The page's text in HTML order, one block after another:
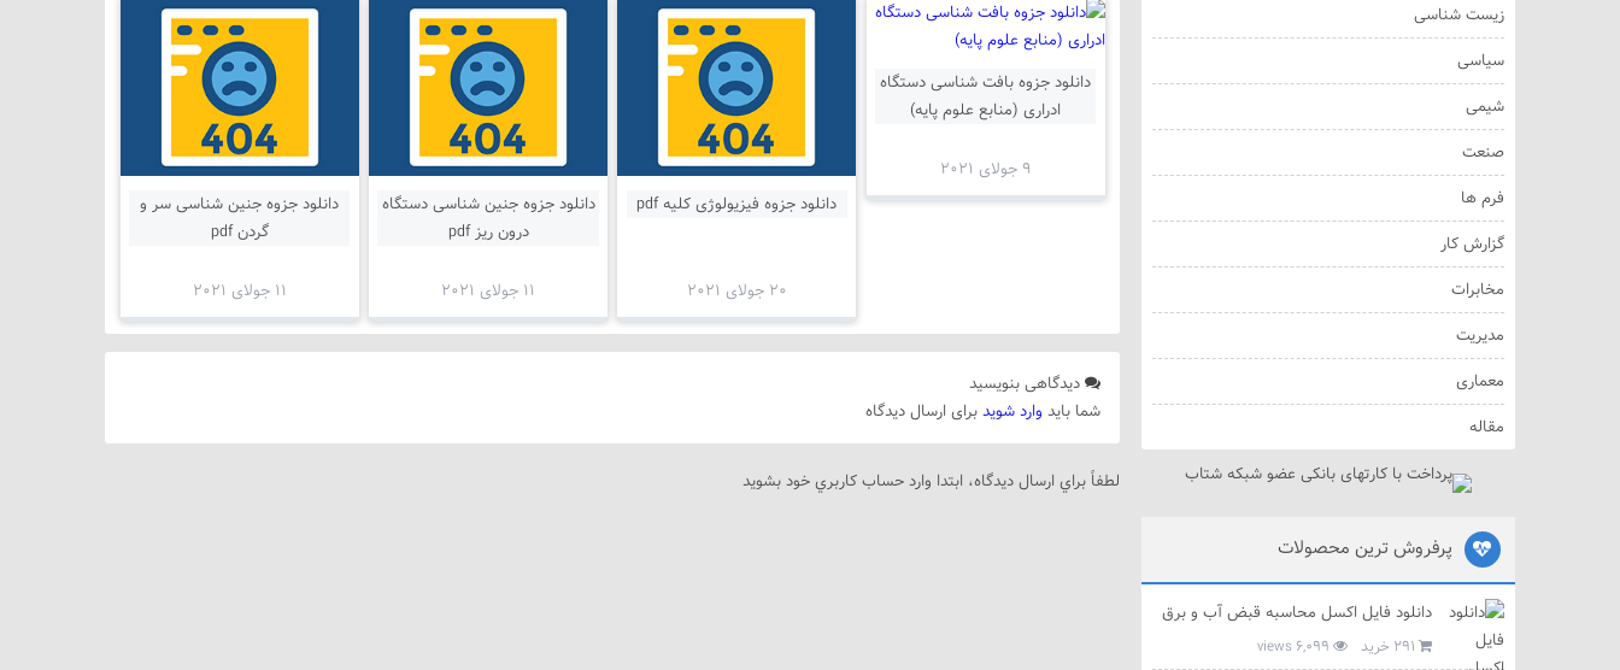
دانلود جزوه بافت شناسی دستگاه
ادراری (منابع علوم پایه)
9 جولای 2021
دانلود جزوه فیزیولوژی کلیه pdf
20 جولای 2021
دانلود جزوه جنین شناسی دستگاه
درون ریز pdf
11 جولای 2021
دانلود جزوه جنین شناسی سر و
گردن pdf
11 جولای 2021
دیدگاهی بنویسید
شما باید وارد شویدبرای ارسال دیدگاه
لطفاً براي ارسال دیدگاه، ابتدا وارد حساب كاربري خود بشويد
زیست شناسی
سیاسی
شیمی
صنعت
فرم ها
گزارش کار
مخابرات
مدیریت
معماری
مقاله
پرفروش ترین محصولات
دانلود فایل اکسل محاسبه قبض آب و برق
291 خرید